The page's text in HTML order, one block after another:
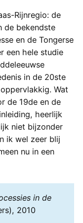
Rijnregio: de
de bekendste
en de Tongerse
een hele studie
in de 20ste
Wat
de 19de en de
heerlijk
niet bijzonder
ik wel zeer blij
nu in een
in de
2010